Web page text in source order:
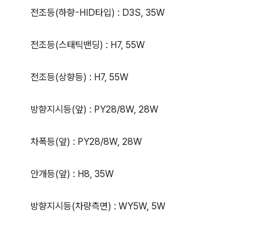
전조등(하향-HID타입) : D3S, 35W
전조등(스태틱밴딩) : H7, 55W
전조등(상향등) : H7, 55W
방향지시등(앞) : PY28/8W, 28W
차폭등(앞) : PY28/8W, 28W
안개등(앞) : H8, 35W
방향지시등(차량측면) : WY5W, 5W